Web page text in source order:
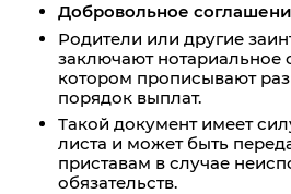
Добровольное
Родители или другие
заключают нотариальное
котором прописывают
порядок выплат.
Такой документ имеет
листа и может быть
приставам в случае
обязательств.